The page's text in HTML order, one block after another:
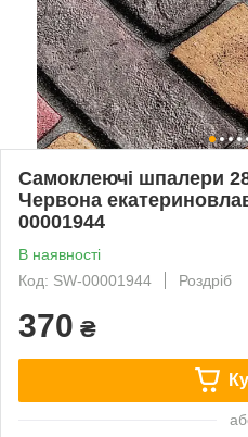
Самоклеючі шпалери
Червона
00001944
В наявності
Код: SW-00001944
Роздріб
370 ₴